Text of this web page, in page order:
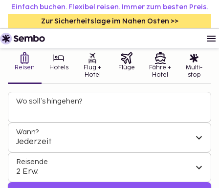
Einfach buchen. Flexibel reisen. Immer zum besten Preis.
Zur Sicherheitslage im Nahen Osten >>
Reisen Hotels
Flug +
Hotel
Flüge
Fähre +
Hotel
Multi-
stop
Wo soll’s hingehen?
Wann?
Jederzeit
Reisende
2 Erw.